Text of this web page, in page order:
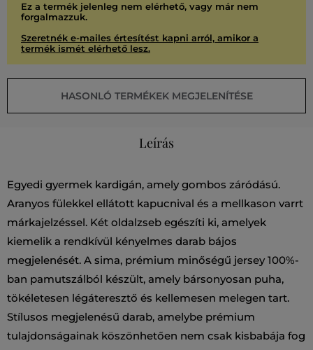
Ez a termék jelenleg nem elérhető, vagy már nem
forgalmazzuk.
Szeretnék e-mailes értesítést kapni arról, amikor a
termék ismét elérhető lesz.
HASONLÓ TERMÉKEK MEGJELENÍTÉSE
Leírás
Egyedi gyermek kardigán, amely gombos záródású.
Aranyos fülekkel ellátott kapucnival és a mellkason varrt
márkajelzéssel. Két oldalzseb egészíti ki, amelyek
kiemelik a rendkívül kényelmes darab bájos
megjelenését. A sima, prémium minőségű jersey 100%-
ban pamutszálból készült, amely bársonyosan puha,
tökéletesen légáteresztő és kellemesen melegen tart.
Stílusos megjelenésű darab, amelybe prémium
tulajdonságainak köszönhetően nem csak kisbabája fog